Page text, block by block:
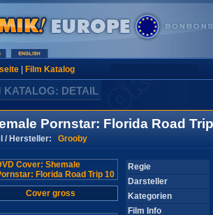
| Film Katalog
KATALOG: DETAIL
Pornstar: Florida Road
/ Hersteller: Grooby
Cover gross
Regie
Darsteller
Kategorien
Film Info